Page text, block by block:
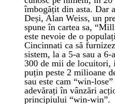
îmbogățit din asta. Dar
Deși, Alan Weiss, un
spune în cartea sa,
este nevoie de o
Cincinnati ca să
sistem, la a 5-a sau a 6-
300 de mii de locuitori,
puțin peste 2 milioane
sau este cam “win-
adevărați în vânzări
principiului “win-win”.